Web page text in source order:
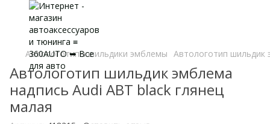
Автологотипы шильдики эмблемы Автологотип шильдик
Автологотип шильдик эмблема
надпись Audi ABT black глянец
малая